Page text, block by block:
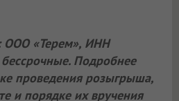
ООО «Терем», ИНН
Подробнее
проведения розыгрыша,
и порядке их вручения